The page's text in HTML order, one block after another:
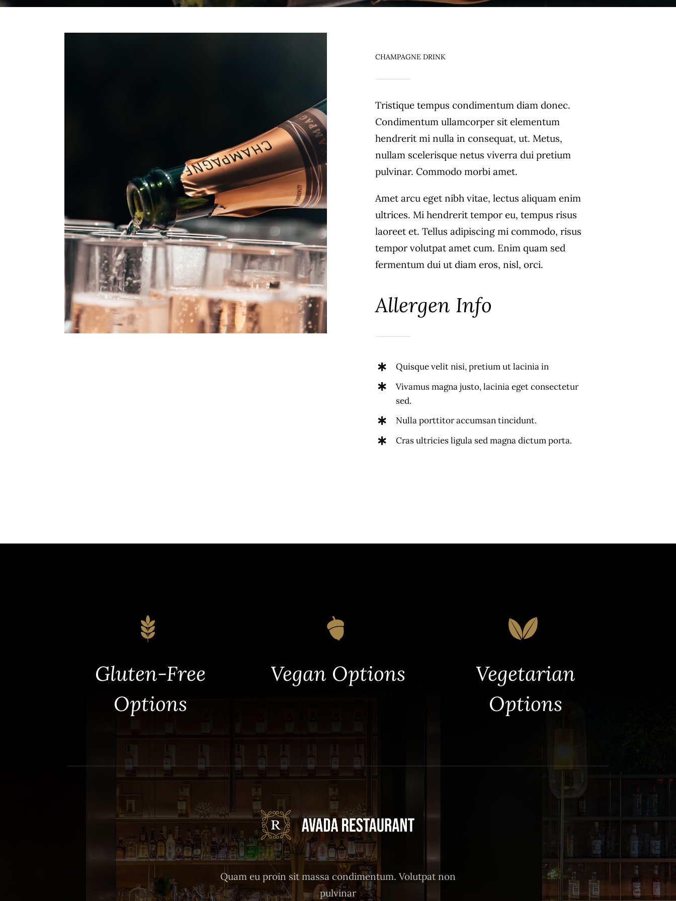
CHAMPAGNE DRINK
Tristique tempus condimentum diam donec.
Condimentum ullamcorper sit elementum
hendrerit mi nulla in consequat, ut. Metus,
nullam scelerisque netus viverra dui pretium
pulvinar. Commodo morbi amet.
Amet arcu eget nibh vitae, lectus aliquam enim
ultrices. Mi hendrerit tempor eu, tempus risus
laoreet et. Tellus adipiscing mi commodo, risus
tempor volutpat amet cum. Enim quam sed
fermentum dui ut diam eros, nisl, orci.
Allergen Info
Quisque velit nisi, pretium ut lacinia in
Vivamus magna justo, lacinia eget consectetur
sed.
Nulla porttitor accumsan tincidunt.
Cras ultricies ligula sed magna dictum porta.
Gluten-Free
Options
Vegan Options
Vegetarian
Options
Quam eu proin sit massa condimentum. Volutpat non
pulvinar